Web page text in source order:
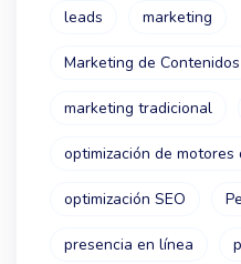
leads marketing
Marketing de Contenidos
marketing tradicional
optimización de motores
optimización SEO
presencia en línea